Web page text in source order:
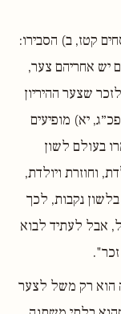
קטז, ב) הסבירו:
יש אחריהם צער,
שצער ההיריון
יא) מופיעים
בעולם לשון
וחוזרת ויולדת,
נקבות, לכך
אבל לעתיד לבוא
הוא רק משל לצער